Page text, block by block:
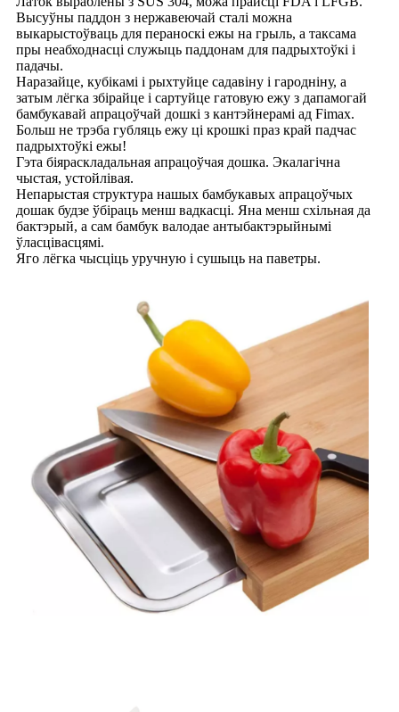
Высуўны паддон з нержавеючай сталі можна
выкарыстоўваць для пераноскі ежы на грыль, а таксама
пры неабходнасці служыць паддонам для падрыхтоўкі і
падачы.
Наразайце, кубікамі і рыхтуйце садавіну і гародніну, а
затым лёгка збірайце і сартуйце гатовую ежу з дапамогай
бамбукавай апрацоўчай дошкі з кантэйнерамі ад Fimax.
Больш не трэба губляць ежу ці крошкі праз край падчас
падрыхтоўкі ежы!
Гэта біяраскладальная апрацоўчая дошка. Экалагічна
чыстая, устойлівая.
Непарыстая структура нашых бамбукавых апрацоўчых
дошак будзе ўбіраць менш вадкасці. Яна менш схільная да
бактэрый, а сам бамбук валодае антыбактэрыйнымі
ўласцівасцямі.
Яго лёгка чысціць уручную і сушыць на паветры.